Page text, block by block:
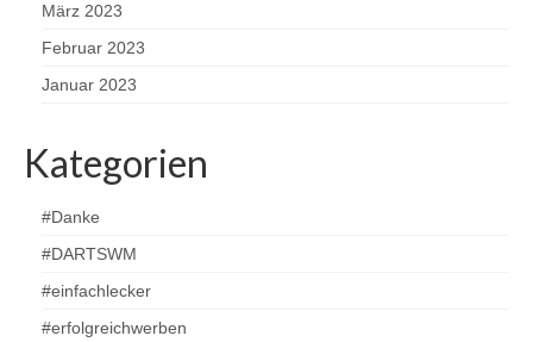
März 2023
Februar 2023
Januar 2023
Kategorien
#Danke
#DARTSWM
#einfachlecker
#erfolgreichwerben